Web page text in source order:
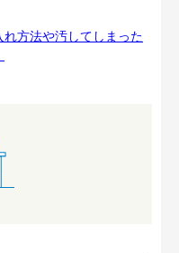
方法や汚してしまった